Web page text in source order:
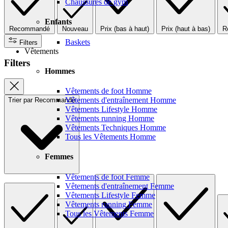
Chaussures de gym
Enfants
Baskets
Vêtements
Hommes
Vêtements de foot Homme
Vêtements d'entraînement Homme
Vêtements Lifestyle Homme
Vêtements running Homme
Vêtements Techniques Homme
Tous les Vêtements Homme
Femmes
Vêtements de foot Femme
Vêtements d'entraînement Femme
Vêtements Lifestyle Femme
Vêtements running Femme
Tous les Vêtements Femme
Recommandé Nouveau Prix (bas à haut) Prix (haut à bas)
Filters
Filters
Trier par Recommandé